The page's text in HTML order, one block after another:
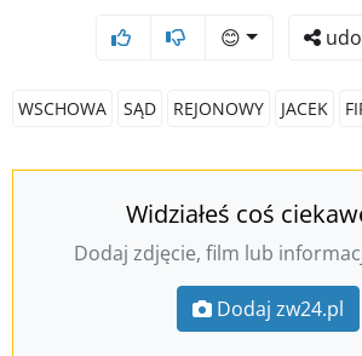
😊
WSCHOWA SĄD REJONOWY JACEK
Widziałeś coś
Dodaj zdjęcie, film lub
Dodaj zw24.pl